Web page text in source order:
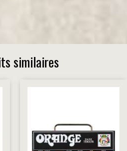
similaires